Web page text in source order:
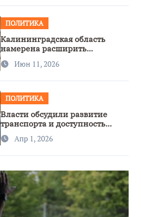
ПОЛИТИКА
Калининградская область
намерена расширить
сотрудничество с Узбекистаном
Июн 11, 2026
ПОЛИТИКА
Власти обсудили развитие
транспорта и доступность
региона
Апр 1, 2026